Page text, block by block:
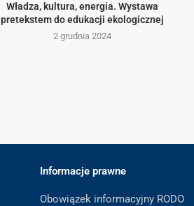
Władza, kultura, energia. Wystawa
pretekstem do edukacji ekologicznej
2 grudnia 2024
Informacje prawne
Obowiązek informacyjny RODO